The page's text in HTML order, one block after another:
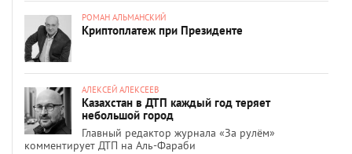
РОМАН АЛЬМАНСКИЙ
Криптоплатеж при Президенте
АЛЕКСЕЙ АЛЕКСЕЕВ
Казахстан в ДТП каждый год теряет
небольшой город
Главный редактор журнала «За рулём»
комментирует ДТП на Аль-Фараби